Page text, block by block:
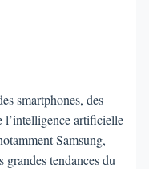
smartphones, des
l’intelligence artificielle
Samsung,
tendances du